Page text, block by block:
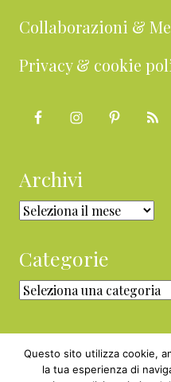
Collaborazioni &
Privacy & cookie
Archivi
Archivi
Categorie
Categorie
Questo sito utilizza cookie,
la tua esperienza di